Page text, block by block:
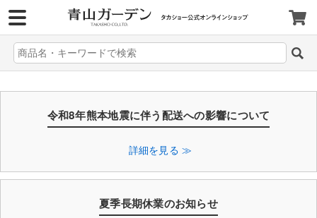
令和8年熊本地震に伴う配送への影響について
詳細を見る ≫
夏季長期休業のお知らせ